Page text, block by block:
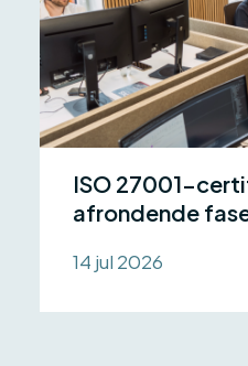
ISO 27001-
afrondende
14 jul 2026